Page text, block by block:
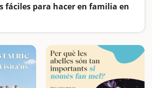
fáciles para hacer en familia en